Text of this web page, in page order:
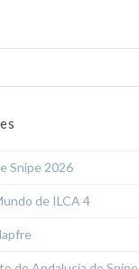
Snipe 2026
de ILCA 4